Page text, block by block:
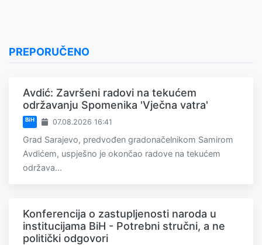
PREPORUČENO
Avdić: Završeni radovi na tekućem
održavanju Spomenika 'Vječna vatra'
BiH 07.08.2026 16:41
Grad Sarajevo, predvođen gradonačelnikom Samirom
Avdićem, uspješno je okončao radove na tekućem
održava...
Konferencija o zastupljenosti naroda u
institucijama BiH - Potrebni stručni, a ne
politički odgovori